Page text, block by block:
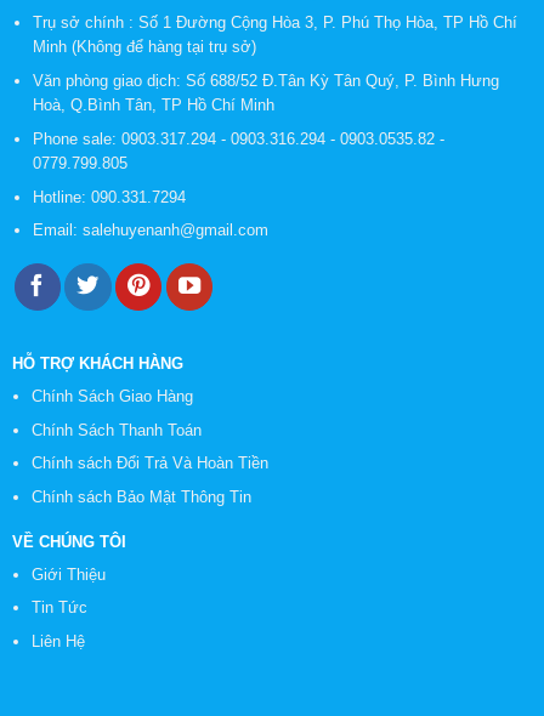
Trụ sở chính : Số 1 Đường Cộng Hòa 3, P. Phú Thọ Hòa, TP Hồ Chí
Minh (Không để hàng tại trụ sở)
Văn phòng giao dịch: Số 688/52 Đ.Tân Kỳ Tân Quý, P. Bình Hưng
Hoà, Q.Bình Tân, TP Hồ Chí Minh
Phone sale: 0903.317.294 - 0903.316.294 - 0903.0535.82 -
0779.799.805
Hotline: 090.331.7294
Email: salehuyenanh@gmail.com
HỖ TRỢ KHÁCH HÀNG
Chính Sách Giao Hàng
Chính Sách Thanh Toán
Chính sách Đổi Trả Và Hoàn Tiền
Chính sách Bảo Mật Thông Tin
VỀ CHÚNG TÔI
Giới Thiệu
Tin Tức
Liên Hệ